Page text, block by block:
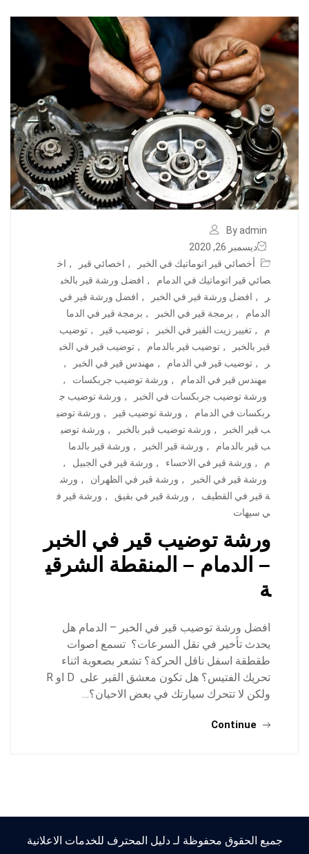
By admin
ديسمبر 26, 2020
أخصائي قير اتوماتيك في الخبر
, اخصائي قير , اخ
صائي قير اتوماتيك في الدمام
, افضل ورشة قير بالخب
ر
, افضل ورشة قير في الخبر , افضل ورشة قير في
الدمام
, برمجة قير في الخبر , برمجة قير في الدما
م
, تغيير زيت القير في الخبر , توضيب قير , توضيب
قير بالخبر
, توضيب قير بالدمام , توضيب قير في الخب
ر
, توضيب قير في الدمام , مهندس قير في الخبر
,
مهندس قير في الدمام
, ورشة توضيب جربكسات
,
ورشة توضيب جربكسات في الخبر
, ورشة توضيب ج
ربكسات في الدمام
, ورشة توضيب قير , ورشة توضي
ب قير الخبر
, ورشة توضيب قير بالخبر , ورشة توضي
ب قير بالدمام
, ورشة قير الخبر , ورشة قير بالدما
م
, ورشة قير في الاحساء , ورشة قير في الجبيل
,
ورشة قير في الخبر
, ورشة قير في الظهران , ورش
ة قير في القطيف
, ورشة قير في بقيق , ورشة قير ف
ي سيهات
ورشة توضيب قير في الخبر
– الدمام – المنقطة الشرقي
ة
افضل ورشة توضيب قير في الخبر – الدمام هل
يحدث تأخير في نقل السرعات؟ تسمع اصوات
طقطقة اسفل ناقل الحركة؟ تشعر بصعوبة اثناء
تحريك الفتيس؟ هل تكون معشق القير على D او R
ولكن لا تتحرك سيارتك في بعض الاحيان؟…
Continue
جميع الحقوق محفوظة لـ دليل المحترف للخدمات الاعلانية